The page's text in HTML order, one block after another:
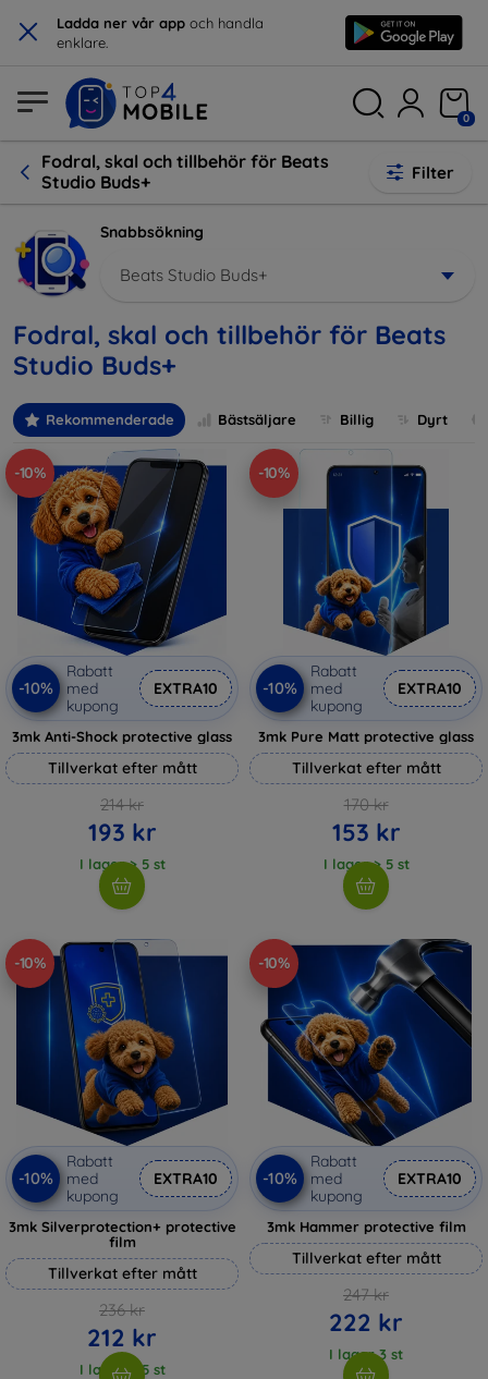
× Ladda ner vår app och handla
enklare.
0
Fodral, skal och tillbehör för Beats
Studio Buds+
Filter
Snabbsökning
Beats Studio Buds+
Fodral, skal och tillbehör för Beats
Studio Buds+
Rekommenderade Bästsäljare Billig Dyrt
-10%
-10%
Rabatt
med
kupong
EXTRA10
3mk Anti-Shock protective glass
Tillverkat efter mått
214 kr
193 kr
I lager > 5 st
-10%
-10%
Rabatt
med
kupong
EXTRA10
3mk Pure Matt protective glass
Tillverkat efter mått
170 kr
153 kr
I lager > 5 st
-10%
-10%
Rabatt
med
kupong
EXTRA10
3mk Silverprotection+ protective
film
Tillverkat efter mått
236 kr
212 kr
I lager > 5 st
-10%
-10%
Rabatt
med
kupong
EXTRA10
3mk Hammer protective film
Tillverkat efter mått
247 kr
222 kr
I lager 3 st